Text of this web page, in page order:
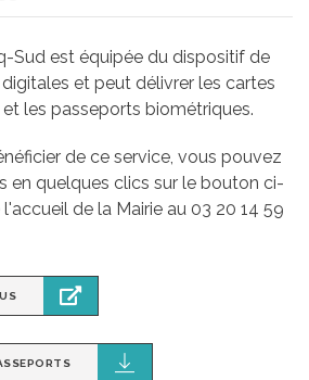
Sud est équipée du dispositif de
digitales et peut délivrer les cartes
les passeports biométriques.
de ce service, vous pouvez
en quelques clics sur le bouton ci-
de la Mairie au 03 20 14 59